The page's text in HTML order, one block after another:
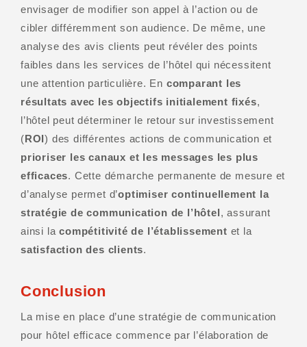
envisager de modifier son appel à l’action ou de
cibler différemment son audience. De même, une
analyse des avis clients peut révéler des points
faibles dans les services de l’hôtel qui nécessitent
une attention particulière. En comparant les
résultats avec les objectifs initialement fixés,
l’hôtel peut déterminer le retour sur investissement
(ROI) des différentes actions de communication et
prioriser les canaux et les messages les plus
efficaces. Cette démarche permanente de mesure et
d’analyse permet d’optimiser continuellement la
stratégie de communication de l’hôtel, assurant
ainsi lacompétitivité de l’établissement et la
satisfaction des clients.
Conclusion
La mise en place d’une stratégie de communication
pour hôtel efficace commence par l’élaboration de